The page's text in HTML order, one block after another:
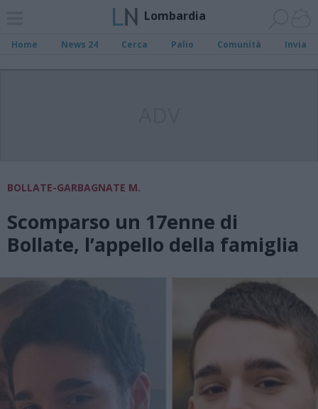
Lombardia
Home News 24 Cerca Palio Comunità Invia
BOLLATE-GARBAGNATE M.
Scomparso un 17enne di
Bollate, l’appello della famiglia